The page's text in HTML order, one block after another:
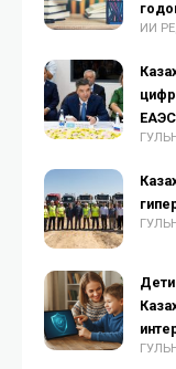
ИИ
ЕАЭС